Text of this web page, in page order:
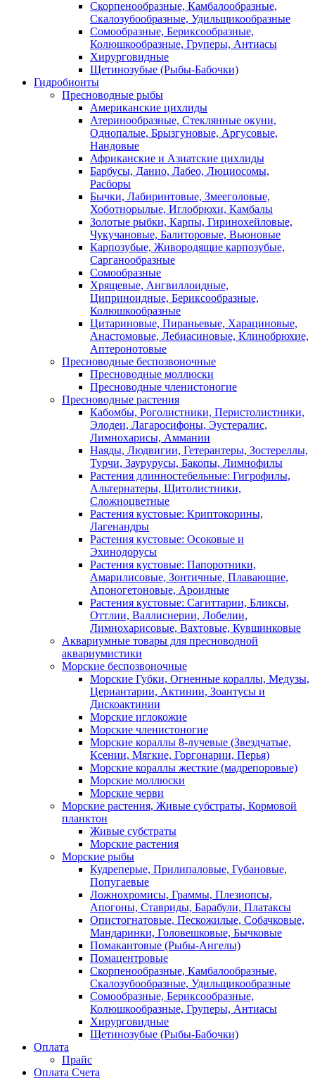
Скорпенообразные, Камбалообразные,
Скалозубообразные, Удильщикообразные
Сомообразные, Бериксообразные,
Колюшкообразные, Груперы, Антиасы
Хирурговидные
Щетинозубые (Рыбы-Бабочки)
Гидробионты
Пресноводные рыбы
Американские цихлиды
Атеринообразные, Стеклянные окуни,
Однопалые, Брызгуновые, Аргусовые,
Нандовые
Африканские и Азиатские цихлиды
Барбусы, Данио, Лабео, Люциосомы,
Расборы
Бычки, Лабиринтовые, Змееголовые,
Хоботнорылые, Иглобрюхи, Камбалы
Золотые рыбки, Карпы, Гиринохейловые,
Чукучановые, Балиторовые, Вьюновые
Карпозубые, Живородящие карпозубые,
Сарганообразные
Сомообразные
Хрящевые, Ангвиллоидные,
Циприноидные, Бериксообразные,
Колюшкообразные
Цитариновые, Пираньевые, Харациновые,
Анастомовые, Лебиасиновые, Клинобрюхие,
Аптеронотовые
Пресноводные беспозвоночные
Пресноводные моллюски
Пресноводные членистоногие
Пресноводные растения
Кабомбы, Роголистники, Перистолистники,
Элодеи, Лагаросифоны, Эустералис,
Лимнохарисы, Аммании
Наяды, Людвигии, Гетерантеры, Зостереллы,
Турчи, Заурурусы, Бакопы, Лимнофилы
Растения длинностебельные: Гигрофилы,
Альтернатеры, Щитолистники,
Сложноцветные
Растения кустовые: Криптокорины,
Лагенандры
Растения кустовые: Осоковые и
Эхинодорусы
Растения кустовые: Папоротники,
Амарилисовые, Зонтичные, Плавающие,
Апоногетоновые, Ароидные
Растения кустовые: Сагиттарии, Бликсы,
Оттлии, Валлиснерии, Лобелии,
Лимнохарисовые, Вахтовые, Кувшинковые
Аквариумные товары для пресноводной
аквариумистики
Морские беспозвоночные
Морские Губки, Огненные кораллы, Медузы,
Цериантарии, Актинии, Зоантусы и
Дискоактинии
Морские иглокожие
Морские членистоногие
Морские кораллы 8-лучевые (Звездчатые,
Ксении, Мягкие, Горгонарии, Перья)
Морские кораллы жесткие (мадрепоровые)
Морские моллюски
Морские черви
Морские растения, Живые субстраты, Кормовой
планктон
Живые субстраты
Морские растения
Морские рыбы
Кудреперые, Прилипаловые, Губановые,
Попугаевые
Ложнохромисы, Граммы, Плезиопсы,
Апогоны, Ставриды, Барабули, Платаксы
Опистогнатовые, Пескожилые, Собачковые,
Мандаринки, Головешковые, Бычковые
Помакантовые (Рыбы-Ангелы)
Помацентровые
Скорпенообразные, Камбалообразные,
Скалозубообразные, Удильщикообразные
Сомообразные, Бериксообразные,
Колюшкообразные, Груперы, Антиасы
Хирурговидные
Щетинозубые (Рыбы-Бабочки)
Оплата
Прайс
Оплата Счета